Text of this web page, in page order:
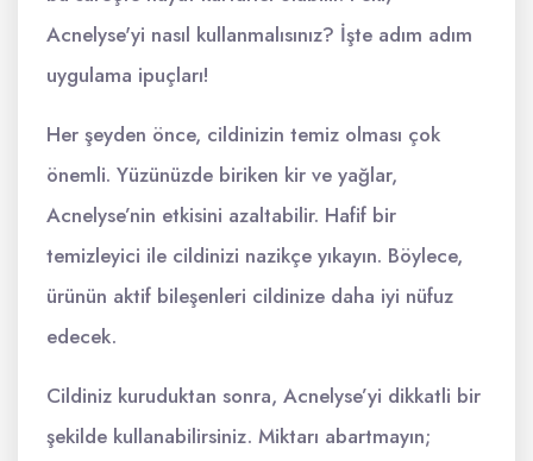
Acnelyse'yi nasıl kullanmalısınız? İşte adım adım
uygulama ipuçları!
Her şeyden önce, cildinizin temiz olması çok
önemli. Yüzünüzde biriken kir ve yağlar,
Acnelyse’nin etkisini azaltabilir. Hafif bir
temizleyici ile cildinizi nazikçe yıkayın. Böylece,
ürünün aktif bileşenleri cildinize daha iyi nüfuz
edecek.
Cildiniz kuruduktan sonra, Acnelyse’yi dikkatli bir
şekilde kullanabilirsiniz. Miktarı abartmayın;